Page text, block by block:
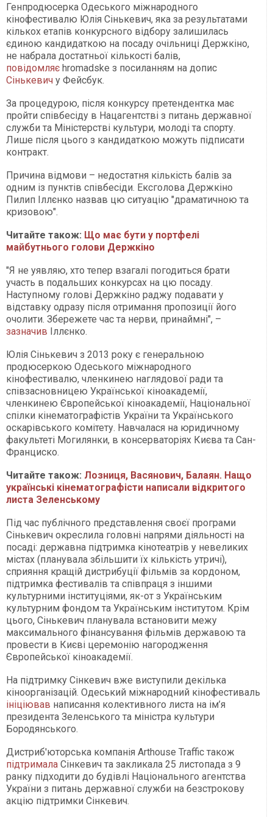
Генпродюсерка Одеського міжнародного
кінофестивалю Юлія Сінькевич, яка за результатами
кількох етапів конкурсного відбору залишилась
єдиною кандидаткою на посаду очільниці Держкіно,
не набрала достатньої кількості балів,
повідомляє hromadske з посиланням на допис
Сінькевич у Фейсбук.
За процедурою, після конкурсу претендентка має
пройти співбесіду в Нацагентстві з питань державної
служби та Міністерстві культури, молоді та спорту.
Лише після цього з кандидаткою можуть підписати
контракт.
Причина відмови – недостатня кількість балів за
одним із пунктів співбесіди. Ексголова Держкіно
Пилип Іллєнко назвав цю ситуацію "драматичною та
кризовою".
Читайте також: Що має бути у портфелі
майбутнього голови Держкіно
"Я не уявляю, хто тепер взагалі погодиться брати
участь в подальших конкурсах на цю посаду.
Наступному голові Держкіно раджу подавати у
відставку одразу після отримання пропозиції його
очолити. Збережете час та нерви, принаймні", –
зазначив Іллєнко.
Юлія Сінькевич з 2013 року є генеральною
продюсеркою Одеського міжнародного
кінофестивалю, членкинею наглядової ради та
співзасновницею Української кіноакадемії,
членкинею Європейської кіноакадемії, Національної
спілки кінематографістів України та Українського
оскарівського комітету. Навчалася на юридичному
факультеті Могилянки, в консерваторіях Києва та Сан-
Франциско.
Читайте також: Лозниця, Васянович, Балаян. Нащо
українські кінематографісти написали відкритого
листа Зеленському
Під час публічного представлення своєї програми
Сінькевич окреслила головні напрями діяльності на
посаді: державна підтримка кінотеатрів у невеликих
містах (планувала збільшити їх кількість утричі),
сприяння кращій дистрибуції фільмів за кордоном,
підтримка фестивалів та співпраця з іншими
культурними інституціями, як-от з Українським
культурним фондом та Українським інститутом. Крім
цього, Сінькевич планувала встановити межу
максимального фінансування фільмів державою та
провести в Києві церемонію нагородження
Європейської кіноакадемії.
На підтримку Сінкевич вже виступили декілька
кіноорганізацій. Одеський міжнародний кінофестиваль
ініціював написання колективного листа на ім’я
президента Зеленського та міністра культури
Бородянського.
Дистриб'юторська компанія Arthouse Traffic також
підтримала Сінкевич та закликала 25 листопада з 9
ранку підходити до будівлі Національного агентства
України з питань державної служби на безстрокову
акцію підтримки Сінкевич.